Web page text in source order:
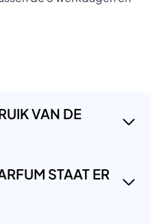
VAN DE
STAAT ER